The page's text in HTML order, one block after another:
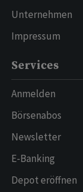
Unternehmen
Impressum
Services
Anmelden
Börsenabos
Newsletter
E-Banking
Depot eröffnen